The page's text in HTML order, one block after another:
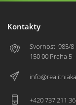
Kontakty
Svornosti 985/8
150 00 Praha 5
+420 737 211